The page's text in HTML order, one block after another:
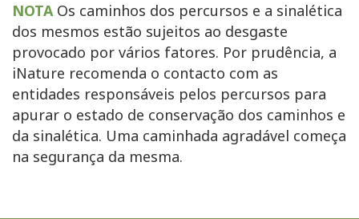
NOTAOs caminhos dos percursos e a sinalética
dos mesmos estão sujeitos ao desgaste
provocado por vários fatores. Por prudência, a
iNature recomenda o contacto com as
entidades responsáveis pelos percursos para
apurar o estado de conservação dos caminhos e
da sinalética. Uma caminhada agradável começa
na segurança da mesma.